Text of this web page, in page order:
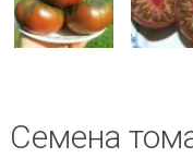
Семена